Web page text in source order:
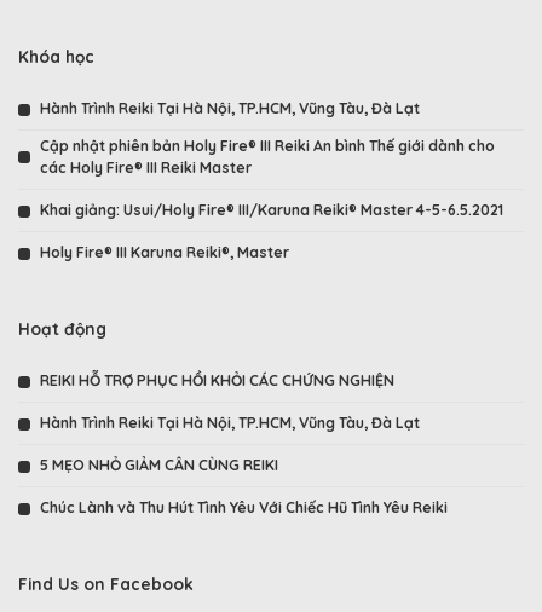
Khóa học
Hành Trình Reiki Tại Hà Nội, TP.HCM, Vũng Tàu, Đà Lạt
Cập nhật phiên bản Holy Fire® III Reiki An bình Thế giới dành cho
các Holy Fire® III Reiki Master
Khai giảng: Usui/Holy Fire® III/Karuna Reiki® Master 4-5-6.5.2021
Holy Fire® III Karuna Reiki®, Master
Hoạt động
REIKI HỖ TRỢ PHỤC HỒI KHỎI CÁC CHỨNG NGHIỆN
Hành Trình Reiki Tại Hà Nội, TP.HCM, Vũng Tàu, Đà Lạt
5 MẸO NHỎ GIẢM CÂN CÙNG REIKI
Chúc Lành và Thu Hút Tình Yêu Với Chiếc Hũ Tình Yêu Reiki
Find Us on Facebook